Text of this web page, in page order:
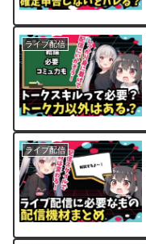
ライブ配信
ライブ配信